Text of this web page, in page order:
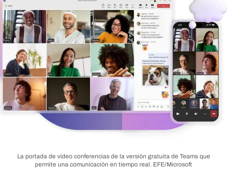
La portada de video conferencias de la versión gratuita de Teams que
permite una comunicación en tiempo real. EFE/Microsoft